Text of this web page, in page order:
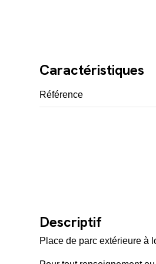
Caractéristiques
Référence
Descriptif
Place de parc extérieure à